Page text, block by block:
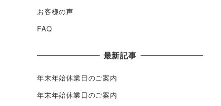
お客様の声
FAQ
最新記事
年末年始休業日のご案内
年末年始休業日のご案内